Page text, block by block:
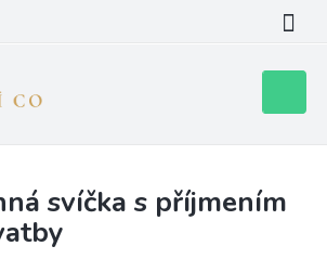
košík
svíčka s příjmením